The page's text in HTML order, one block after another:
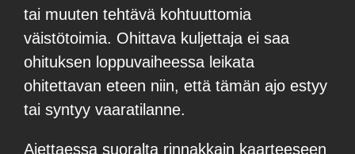
tai muuten tehtävä kohtuuttomia
väistötoimia. Ohittava kuljettaja ei saa
ohituksen loppuvaiheessa leikata
ohitettavan eteen niin, että tämän ajo estyy
tai syntyy vaaratilanne.
Ajettaessa suoralta rinnakkain kaarteeseen